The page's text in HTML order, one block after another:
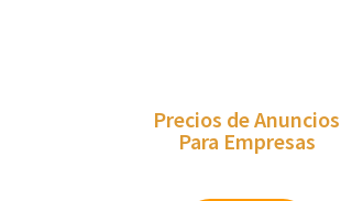
Precios de Anuncios
Para Empresas